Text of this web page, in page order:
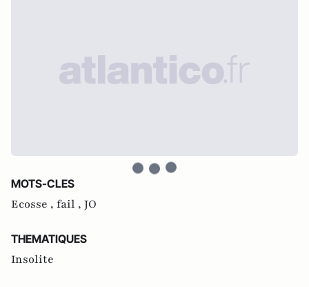
MOTS-CLES
Ecosse , fail , JO
THEMATIQUES
Insolite